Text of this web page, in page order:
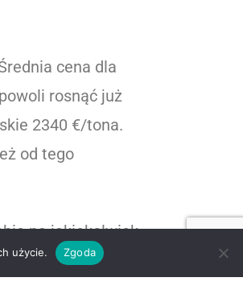
cena dla
rosnąć już
2340 €/tona.
od tego
na jakiekolwiek
Może w jakimś
użycie. Zgoda